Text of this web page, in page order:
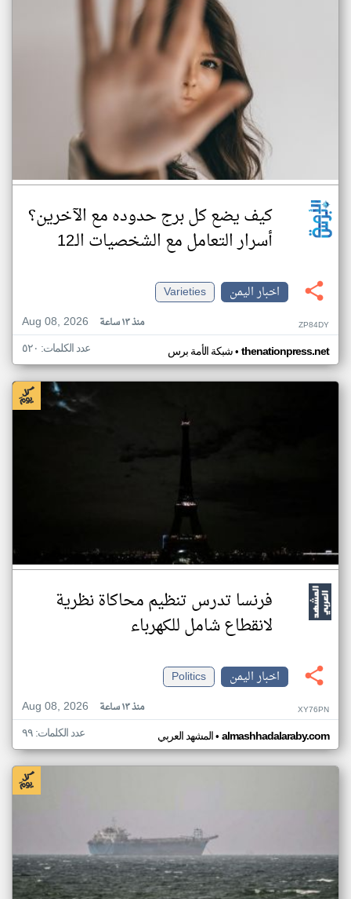
كيف يضع كل برج حدوده مع الآخرين؟
أسرار التعامل مع الشخصيات الـ12
اخبار اليمن
Varieties
Aug 08, 2026
منذ ١٣ ساعة ZP84DY
شبكة الأمة برس• thenationpress.net عدد الكلمات: ٥٢٠
فرنسا تدرس تنظيم محاكاة نظرية
لانقطاع شامل للكهرباء
اخبار اليمن
Politics
Aug 08, 2026
منذ ١٣ ساعة XY76PN
المشهد العربي• almashhadalaraby.com عدد الكلمات: ٩٩